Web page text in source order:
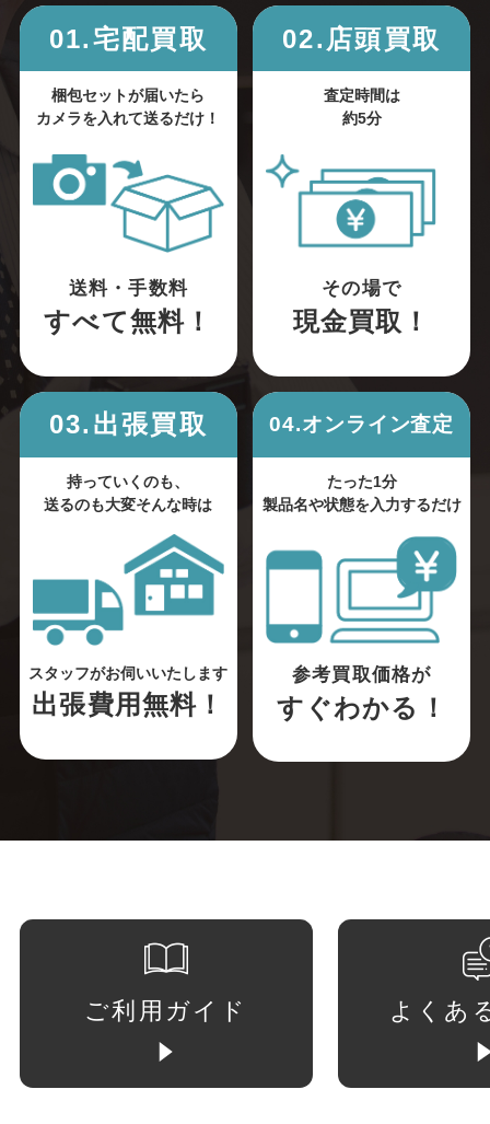
01.宅配買取
梱包セットが届いたら
カメラを入れて送るだけ！
送料・手数料
すべて無料！
02.店頭買取
査定時間は
約5分
その場で
現金買取！
03.出張買取
持っていくのも、
送るのも大変そんな時は
スタッフがお伺いいたします
出張費用無料！
04.オンライン査定
たった1分
製品名や状態を入力するだけ
参考買取価格が
すぐわかる！
ご利用ガイド よくあ